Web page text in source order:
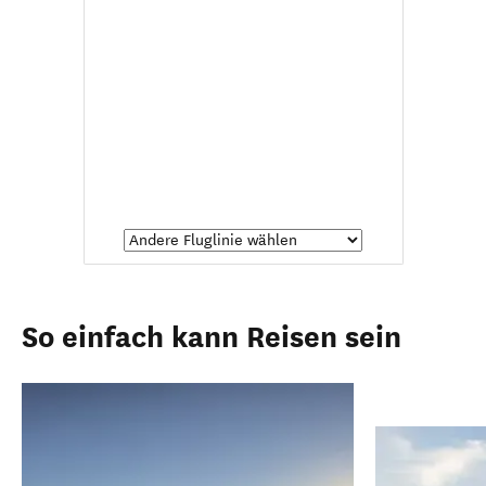
So einfach kann Reisen sein